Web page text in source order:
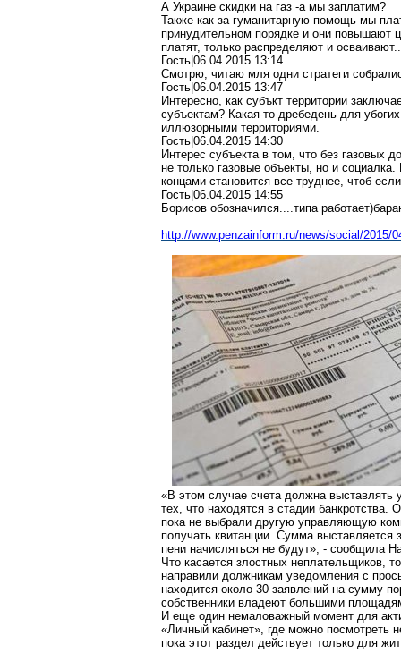
А Украине скидки на газ -а мы заплатим?
Также как за гуманитарную помощь мы
принудительном порядке и они повышают
платят, только распределяют и
Гость|06.04.2015 13:14
Смотрю, читаю мля одни стратеги
Гость|06.04.2015 13:47
Интересно, как субъкт территории
субъектам? Какая-то дребедень для
иллюзорными территориями.
Гость|06.04.2015 14:30
Интерес субъекта в том, что без газовых
не только газовые объекты, но и
концами становится все труднее, чтоб
Гость|06.04.2015 14:55
Борисов обозначился....типа
http://www.penzainform.ru/news/social/2015/
«В этом случае счета должна
тех, что находятся в стадии
пока не выбрали другую управляющую
получать квитанции. Сумма выставляется
пени начисляться не будут», - сообщила
Что касается злостных неплательщиков,
направили должникам уведомления с
находится около 30 заявлений на сумму
собственники владеют большими
И еще один немаловажный момент для
«Личный кабинет», где можно посмотреть
пока этот раздел действует только для